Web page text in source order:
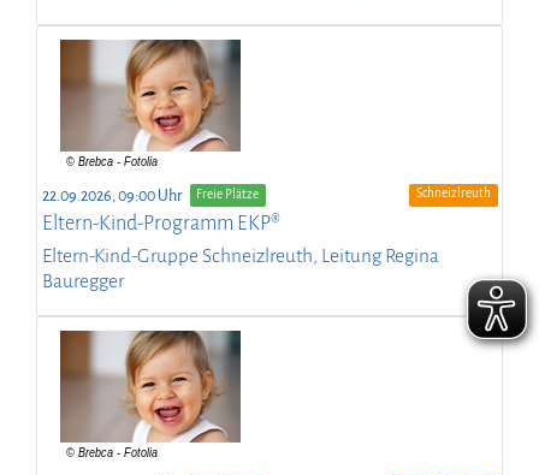
22.09.2026, 09:00 Uhr Freie Plätze Schneizlreuth
Eltern-Kind-Programm EKP®
Eltern-Kind-Gruppe Schneizlreuth, Leitung Regina
Bauregger